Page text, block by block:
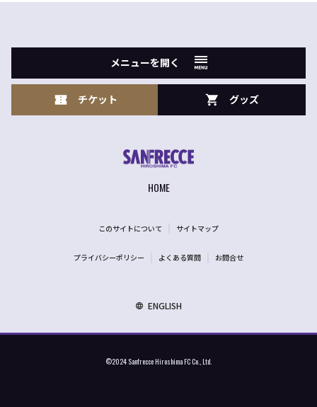
メニューを開く
チケット グッズ
HOME
このサイトについて サイトマップ
プライバシーポリシー よくある質問 お問合せ
ENGLISH
©2024 Sanfrecce Hiroshima FC Co., Ltd.